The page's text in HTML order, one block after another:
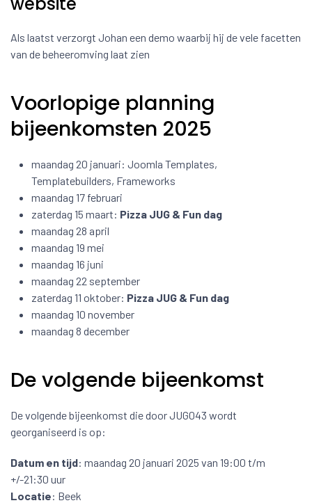
Als laatst verzorgt Johan een demo waarbij hij de vele facetten
van de beheeromving laat zien
Voorlopige planning
bijeenkomsten 2025
maandag 20 januari: Joomla Templates,
Templatebuilders, Frameworks
maandag 17 februari
zaterdag 15 maart: Pizza JUG & Fun dag
maandag 28 april
maandag 19 mei
maandag 16 juni
maandag 22 september
zaterdag 11 oktober: Pizza JUG & Fun dag
maandag 10 november
maandag 8 december
De volgende bijeenkomst
De volgende bijeenkomst die door JUG043 wordt
georganiseerd is op:
Datum en tijd: maandag 20 januari 2025 van 19:00 t/m
+/-21:30 uur
Locatie: Beek